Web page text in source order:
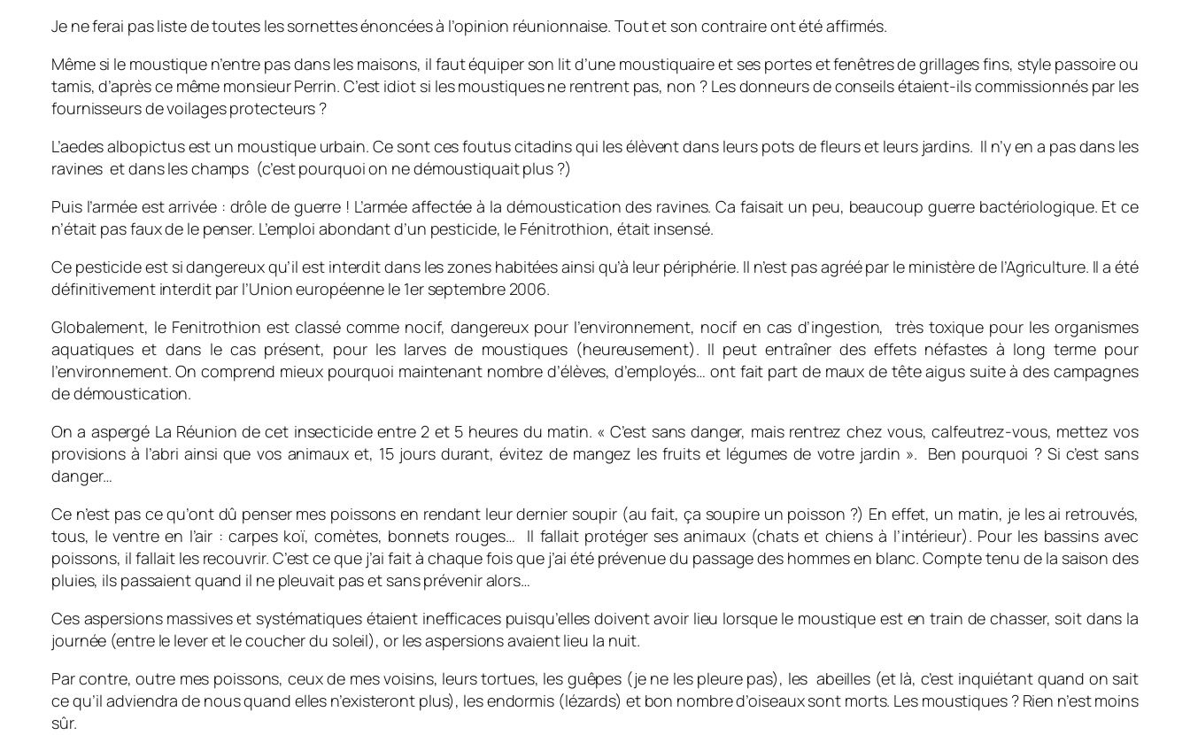
Je ne ferai pas liste de toutes les sornettes énoncées à l’opinion réunionnaise. Tout et son contraire ont été affirmés.
Même si le moustique n’entre pas dans les maisons, il faut équiper son lit d’une moustiquaire et ses portes et fenêtres de grillages fins, style passoire ou
tamis, d’après ce même monsieur Perrin. C’est idiot si les moustiques ne rentrent pas, non ? Les donneurs de conseils étaient-ils commissionnés par les
fournisseurs de voilages protecteurs ?
L’aedes albopictus est un moustique urbain. Ce sont ces foutus citadins qui les élèvent dans leurs pots de fleurs et leurs jardins. Il n’y en a pas dans les
ravines et dans les champs (c’est pourquoi on ne démoustiquait plus ?)
Puis l’armée est arrivée : drôle de guerre ! L’armée affectée à la démoustication des ravines. Ca faisait un peu, beaucoup guerre bactériologique. Et ce
n’était pas faux de le penser. L’emploi abondant d’un pesticide, le Fénitrothion, était insensé.
Ce pesticide est si dangereux qu’il est interdit dans les zones habitées ainsi qu’à leur périphérie. Il n’est pas agréé par le ministère de l’Agriculture. Il a été
définitivement interdit par l’Union européenne le 1er septembre 2006.
Globalement, le Fenitrothion est classé comme nocif, dangereux pour l’environnement, nocif en cas d’ingestion, très toxique pour les organismes
aquatiques et dans le cas présent, pour les larves de moustiques (heureusement). Il peut entraîner des effets néfastes à long terme pour
l’environnement. On comprend mieux pourquoi maintenant nombre d’élèves, d’employés… ont fait part de maux de tête aigus suite à des campagnes
de démoustication.
On a aspergé La Réunion de cet insecticide entre 2 et 5 heures du matin. « C’est sans danger, mais rentrez chez vous, calfeutrez-vous, mettez vos
provisions à l’abri ainsi que vos animaux et, 15 jours durant, évitez de mangez les fruits et légumes de votre jardin ». Ben pourquoi ? Si c’est sans
danger…
Ce n’est pas ce qu’ont dû penser mes poissons en rendant leur dernier soupir (au fait, ça soupire un poisson ?) En effet, un matin, je les ai retrouvés,
tous, le ventre en l’air : carpes koï, comètes, bonnets rouges… Il fallait protéger ses animaux (chats et chiens à l’intérieur). Pour les bassins avec
poissons, il fallait les recouvrir. C’est ce que j’ai fait à chaque fois que j’ai été prévenue du passage des hommes en blanc. Compte tenu de la saison des
pluies, ils passaient quand il ne pleuvait pas et sans prévenir alors…
Ces aspersions massives et systématiques étaient inefficaces puisqu’elles doivent avoir lieu lorsque le moustique est en train de chasser, soit dans la
journée (entre le lever et le coucher du soleil), or les aspersions avaient lieu la nuit.
Par contre, outre mes poissons, ceux de mes voisins, leurs tortues, les guêpes (je ne les pleure pas), les abeilles (et là, c’est inquiétant quand on sait
ce qu’il adviendra de nous quand elles n’existeront plus), les endormis (lézards) et bon nombre d’oiseaux sont morts. Les moustiques ? Rien n’est moins
sûr.